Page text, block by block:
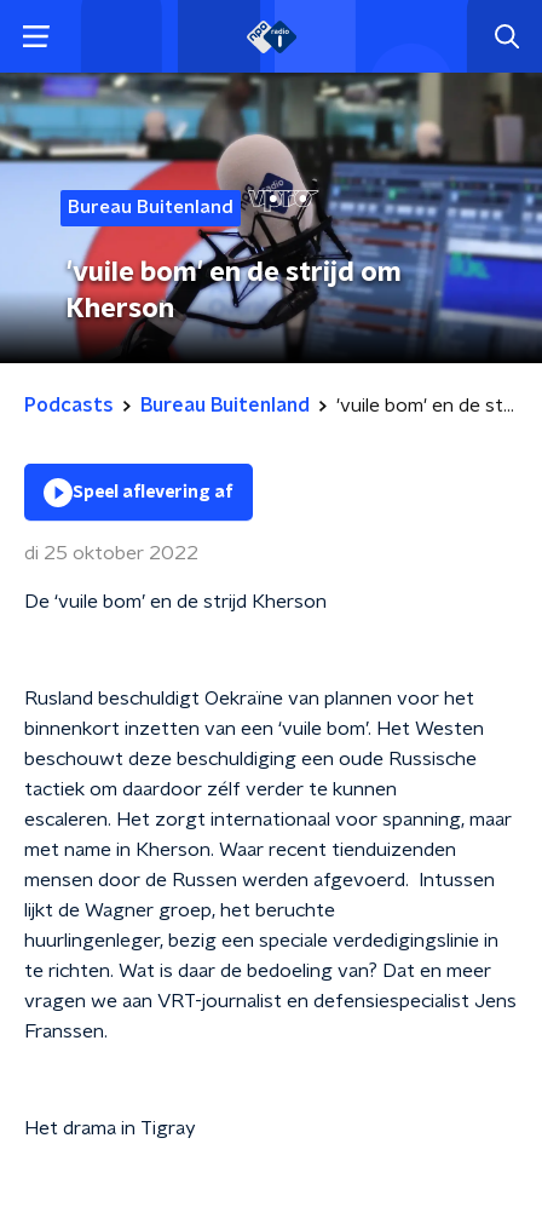
Bureau Buitenland
'vuile bom' en de strijd om
Kherson
Podcasts Bureau Buitenland 'vuile bom' en de strijd om Kherson
Speel aflevering af
di 25 oktober 2022
De ‘vuile bom’ en de strijd Kherson
Rusland beschuldigt Oekraïne van plannen voor het
binnenkort inzetten van een ‘vuile bom’. Het Westen
beschouwt deze beschuldiging een oude Russische
tactiek om daardoor zélf verder te kunnen
escaleren. Het zorgt internationaal voor spanning, maar
met name in Kherson. Waar recent tienduizenden
mensen door de Russen werden afgevoerd. Intussen
lijkt de Wagner groep, het beruchte
huurlingenleger, bezig een speciale verdedigingslinie in
te richten. Wat is daar de bedoeling van? Dat en meer
vragen we aan VRT-journalist en defensiespecialist Jens
Franssen.
Het drama in Tigray